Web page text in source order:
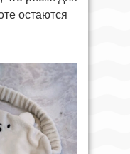
остаются